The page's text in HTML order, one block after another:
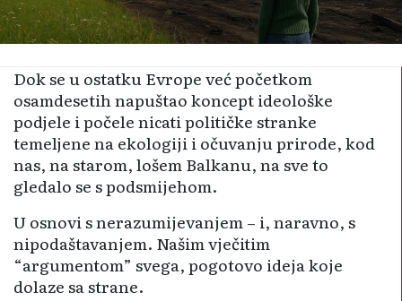
Dok se u ostatku Evrope već početkom
osamdesetih napuštao koncept ideološke
podjele i počele nicati političke stranke
temeljene na ekologiji i očuvanju prirode, kod
nas, na starom, lošem Balkanu, na sve to
gledalo se s podsmijehom.
U osnovi s nerazumijevanjem – i, naravno, s
nipodaštavanjem. Našim vječitim
“argumentom” svega, pogotovo ideja koje
dolaze sa strane.